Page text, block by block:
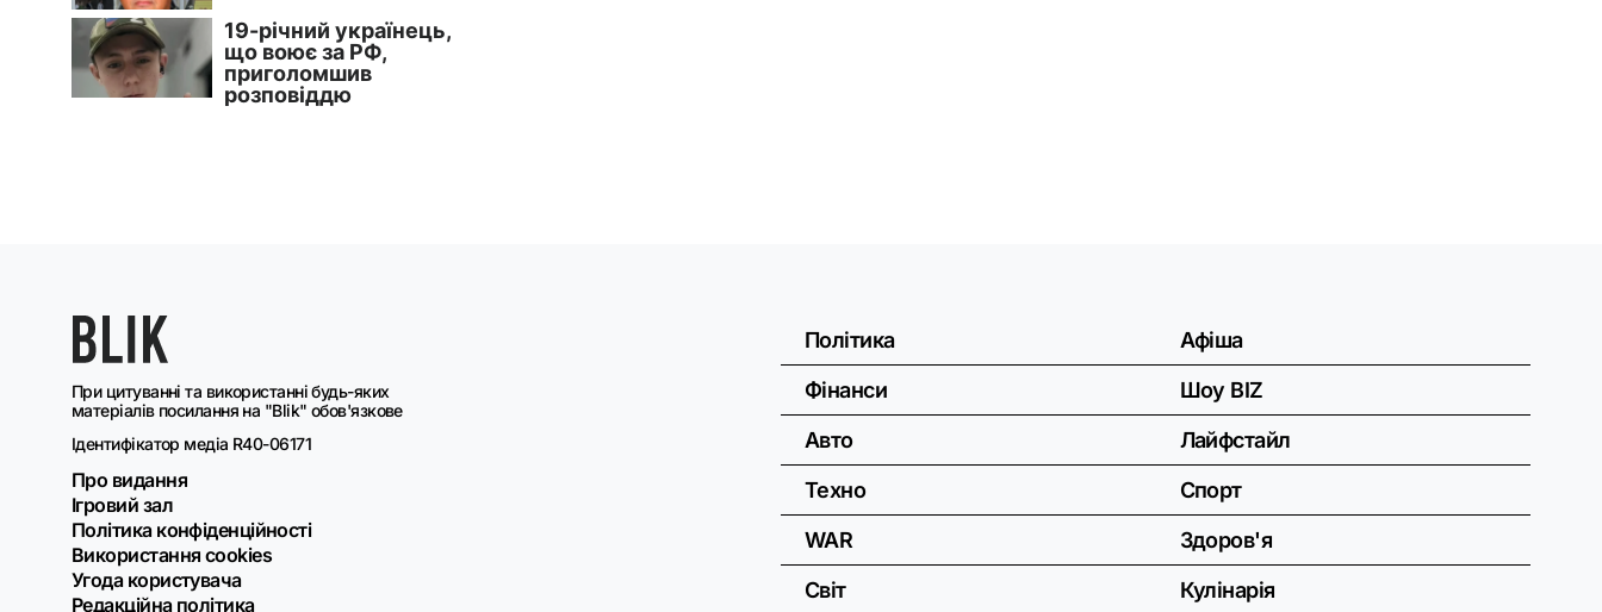
При цитуванні та використанні будь-яких
матеріалів посилання на "Blik" обов'язкове
Ідентифікатор медіа R40-06171
Про видання
Ігровий зал
Політика конфіденційності
Використання cookies
Угода користувача
Редакційна політика
Політика
Фінанси
Авто
Техно
WAR
Світ
Афіша
Шоу BIZ
Лайфстайл
Спорт
Здоров'я
Кулінарія